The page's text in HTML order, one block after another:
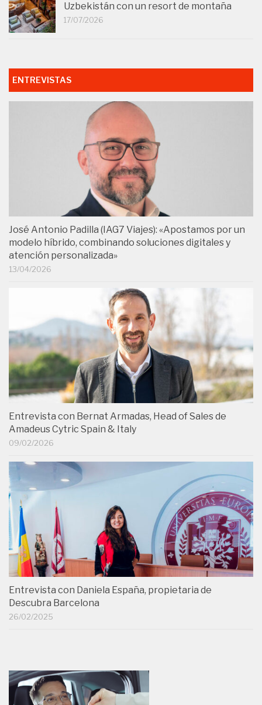
Uzbekistán con un resort de montaña
17/07/2026
ENTREVISTAS
José Antonio Padilla (IAG7 Viajes): «Apostamos por un
modelo híbrido, combinando soluciones digitales y
atención personalizada»
13/04/2026
Entrevista con Bernat Armadas, Head of Sales de
Amadeus Cytric Spain & Italy
09/02/2026
Entrevista con Daniela España, propietaria de
Descubra Barcelona
26/02/2025